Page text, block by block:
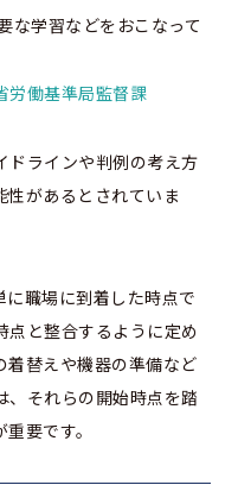
な学習などをおこなって
労働基準局監督課
ドラインや判例の考え方
性があるとされていま
に職場に到着した時点で
点と整合するように定め
着替えや機器の準備など
、それらの開始時点を踏
要です。